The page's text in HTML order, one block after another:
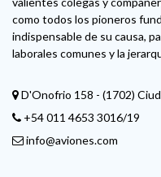
como todos los pioneros
indispensable de su causa,
laborales comunes y la
D'Onofrio 158 - (1702)
+54 011 4653 3016/19
info@aviones.com